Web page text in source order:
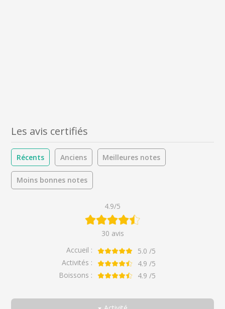
Les avis certifiés
Récents Anciens Meilleures notes
Moins bonnes notes
4.9/5
30 avis
Accueil :
5.0 /5
Activités :
4.9 /5
Boissons :
4.9 /5